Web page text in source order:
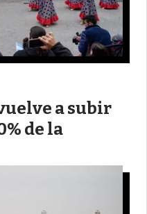
a subir
de la